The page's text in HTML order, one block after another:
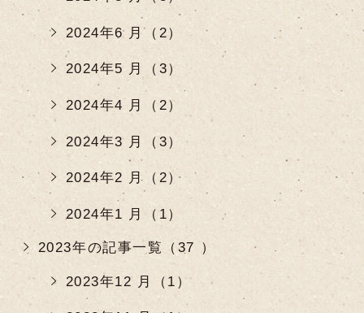
2024年6 月（2）
2024年5 月（3）
2024年4 月（2）
2024年3 月（3）
2024年2 月（2）
2024年1 月（1）
2023年の記事一覧（37 ）
2023年12 月（1）